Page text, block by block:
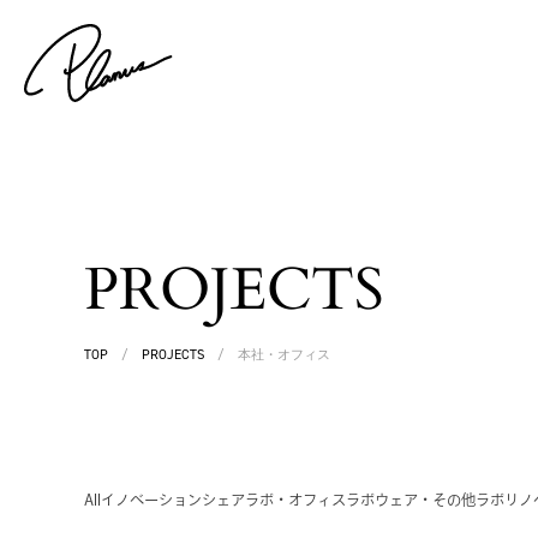
PROJECTS
TOP / PROJECTS / 本社・オフィス
All イノベーションシェアラボ・オフィス ラボウェア・その他ラボリノ